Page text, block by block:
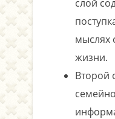
слой
мыслях
жизни.
Второй